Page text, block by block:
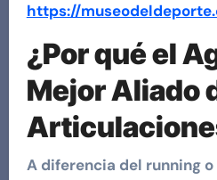
https://
¿Por qué el
Mejor Aliado
A diferencia del running